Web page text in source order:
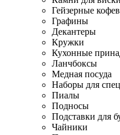
Гейзерные
Графины
Декантеры
Кружки
Кухонные
Ланчбоксы
Медная посуда
Наборы для
Пиалы
Подносы
Подставки для
Чайники